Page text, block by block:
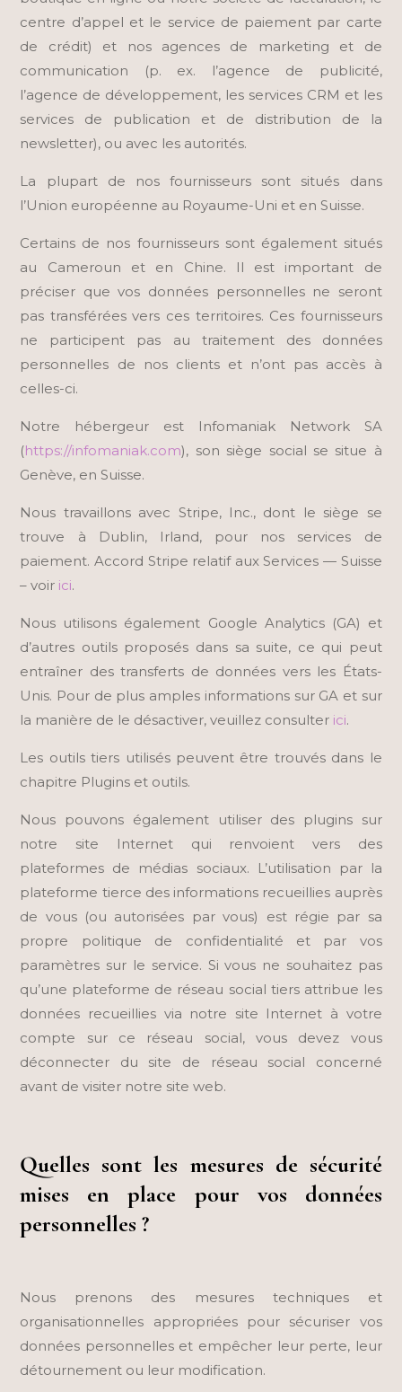
centre d’appel et le service de paiement par carte
de crédit) et nos agences de marketing et de
communication (p. ex. l’agence de publicité,
l’agence de développement, les services CRM et les
services de publication et de distribution de la
newsletter), ou avec les autorités.
La plupart de nos fournisseurs sont situés dans
l’Union européenne au Royaume-Uni et en Suisse.
Certains de nos fournisseurs sont également situés
au Cameroun et en Chine. Il est important de
préciser que vos données personnelles ne seront
pas transférées vers ces territoires. Ces fournisseurs
ne participent pas au traitement des données
personnelles de nos clients et n’ont pas accès à
celles-ci.
Notre hébergeur est Infomaniak Network SA
(https://infomaniak.com), son siège social se situe à
Genève, en Suisse.
Nous travaillons avec Stripe, Inc., dont le siège se
trouve à Dublin, Irland, pour nos services de
paiement. Accord Stripe relatif aux Services — Suisse
– voir ici.
Nous utilisons également Google Analytics (GA) et
d’autres outils proposés dans sa suite, ce qui peut
entraîner des transferts de données vers les États-
Unis. Pour de plus amples informations sur GA et sur
la manière de le désactiver, veuillez consulter ici.
Les outils tiers utilisés peuvent être trouvés dans le
chapitre Plugins et outils.
Nous pouvons également utiliser des plugins sur
notre site Internet qui renvoient vers des
plateformes de médias sociaux. L’utilisation par la
plateforme tierce des informations recueillies auprès
de vous (ou autorisées par vous) est régie par sa
propre politique de confidentialité et par vos
paramètres sur le service. Si vous ne souhaitez pas
qu’une plateforme de réseau social tiers attribue les
données recueillies via notre site Internet à votre
compte sur ce réseau social, vous devez vous
déconnecter du site de réseau social concerné
avant de visiter notre site web.
Quelles sont les mesures de sécurité
mises en place pour vos données
personnelles ?
Nous prenons des mesures techniques et
organisationnelles appropriées pour sécuriser vos
données personnelles et empêcher leur perte, leur
détournement ou leur modification.